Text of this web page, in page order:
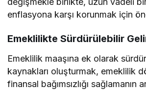
enflasyona karşı korunmak için
Emeklilikte Sürdürülebilir
Emeklilik maaşına ek olarak
kaynakları oluşturmak, emeklilik
finansal bağımsızlığı sağlamanın